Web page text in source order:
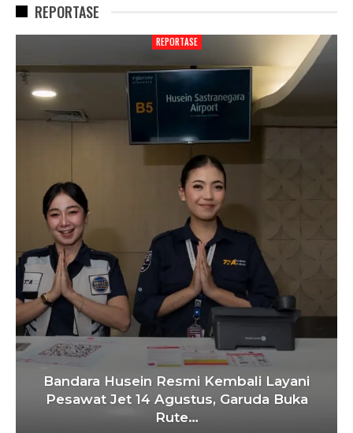
REPORTASE
REPORTASE
Bandara Husein Resmi Kembali Layani
Pesawat Jet 14 Agustus, Garuda Buka
Rute…